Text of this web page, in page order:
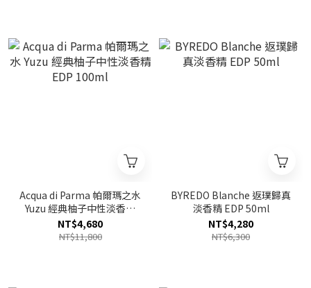
Acqua di Parma 帕爾瑪之水
Yuzu 經典柚子中性淡香精
EDP 100ml
NT$4,680
NT$11,800
BYREDO Blanche 返璞歸真
淡香精 EDP 50ml
NT$4,280
NT$6,300